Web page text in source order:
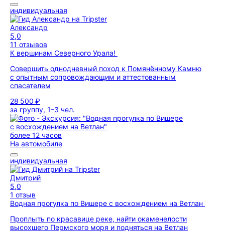
индивидуальная
Александр
5,0
11 отзывов
К вершинам Северного Урала!
Совершить однодневный поход к Помянённому Камню
с опытным сопровождающим и аттестованным
спасателем
28 500 ₽
за группу, 1–3 чел.
более 12 часов
На автомобиле
индивидуальная
Дмитрий
5,0
1 отзыв
Водная прогулка по Вишере с восхождением на Ветлан
Проплыть по красавице реке, найти окаменелости
высохшего Пермского моря и подняться на Ветлан